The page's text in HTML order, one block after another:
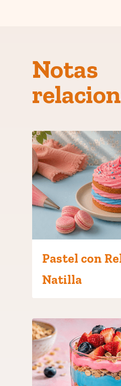
Notas
Pastel con
Natilla